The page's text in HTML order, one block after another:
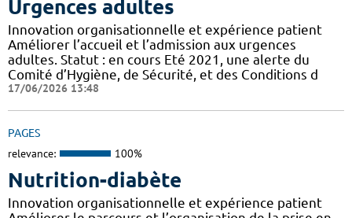
Urgences adultes
Innovation organisationnelle et expérience patient
Améliorer l’accueil et l’admission aux urgences
adultes. Statut : en cours Eté 2021, une alerte du
Comité d’Hygiène, de Sécurité, et des Conditions d
17/06/2026 13:48
PAGES
relevance: 100%
Nutrition-diabète
Innovation organisationnelle et expérience patient